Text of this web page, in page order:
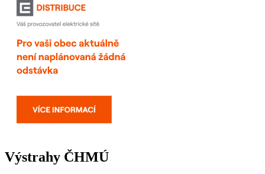
Výstrahy ČHMÚ